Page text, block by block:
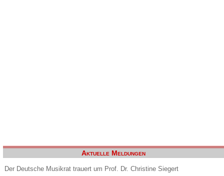
Aktuelle Meldungen
Der Deutsche Musikrat trauert um Prof. Dr. Christine Siegert